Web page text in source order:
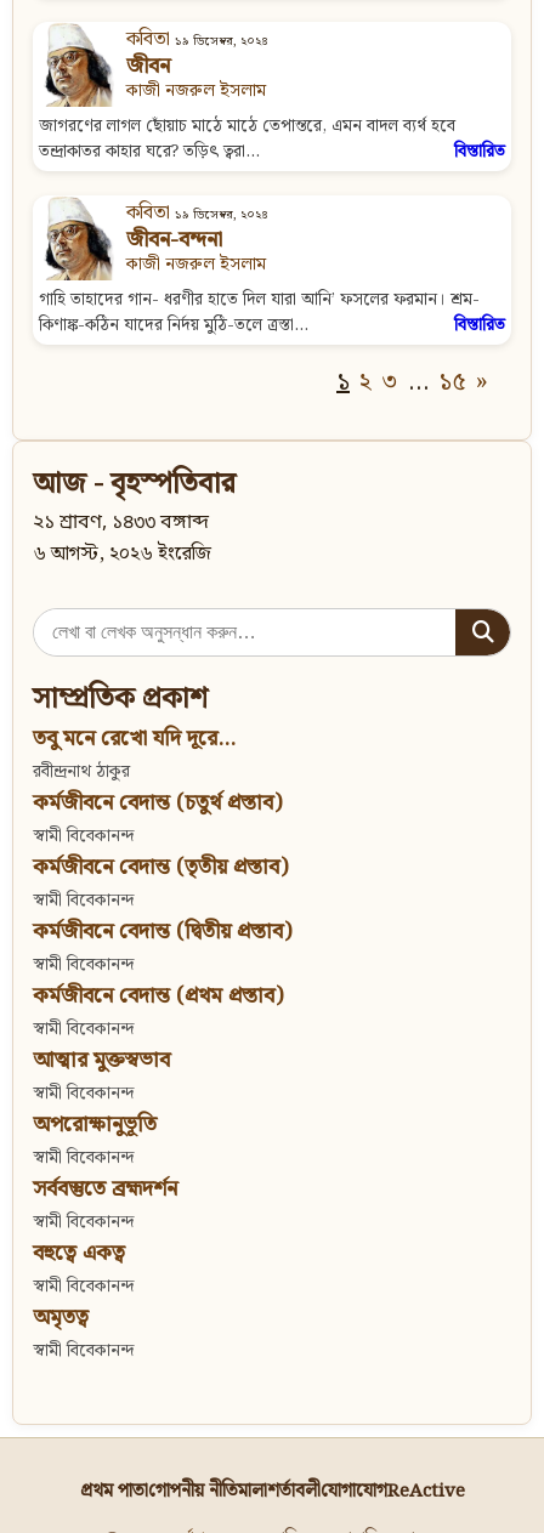
কবিতা ১৯ ডিসেম্বর, ২০২৪
জীবন
কাজী নজরুল ইসলাম
জাগরণের লাগল ছোঁয়াচ মাঠে মাঠে তেপান্তরে, এমন বাদল ব্যর্থ হবে
তন্দ্রাকাতর কাহার ঘরে? তড়িৎ ত্বরা...
বিস্তারিত
কবিতা ১৯ ডিসেম্বর, ২০২৪
জীবন-বন্দনা
কাজী নজরুল ইসলাম
গাহি তাহাদের গান- ধরণীর হাতে দিল যারা আনি’ ফসলের ফরমান। শ্রম-
কিণাঙ্ক-কঠিন যাদের নির্দয় মুঠি-তলে ত্রস্তা...
বিস্তারিত
১ ২ ৩ … ১৫ »
আজ - বৃহস্পতিবার
২১ শ্রাবণ, ১৪৩৩ বঙ্গাব্দ
৬ আগস্ট, ২০২৬ ইংরেজি
Search
for:
সাম্প্রতিক প্রকাশ
তবু মনে রেখো যদি দূরে...
রবীন্দ্রনাথ ঠাকুর
কর্মজীবনে বেদান্ত (চতুর্থ প্রস্তাব)
স্বামী বিবেকানন্দ
কর্মজীবনে বেদান্ত (তৃতীয় প্রস্তাব)
স্বামী বিবেকানন্দ
কর্মজীবনে বেদান্ত (দ্বিতীয় প্রস্তাব)
স্বামী বিবেকানন্দ
কর্মজীবনে বেদান্ত (প্রথম প্রস্তাব)
স্বামী বিবেকানন্দ
আত্মার মুক্তস্বভাব
স্বামী বিবেকানন্দ
অপরোক্ষানুভূতি
স্বামী বিবেকানন্দ
সর্ববস্তুতে ব্রহ্মদর্শন
স্বামী বিবেকানন্দ
বহুত্বে একত্ব
স্বামী বিবেকানন্দ
অমৃতত্ব
স্বামী বিবেকানন্দ
প্রথম পাতাগোপনীয় নীতিমালাশর্তাবলীযোগাযোগReActive